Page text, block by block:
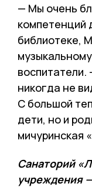
— Мы очень
компетенций
библиотеке,
никогда не
С большой
дети, но и
мичуринская
Санаторий
учреждения